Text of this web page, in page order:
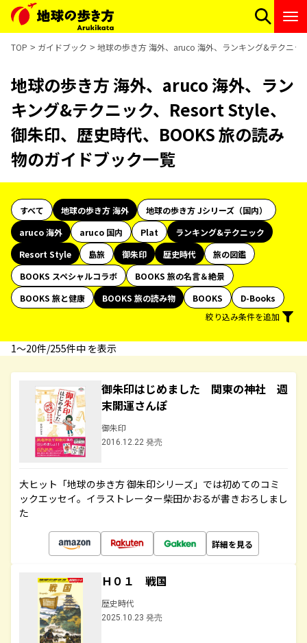
TOP ガイドブック 地球の歩き方 海外、aruco 海外、ランキング&テクニッ
地球の歩き方 海外、aruco 海外、ラン
キング&テクニック、Resort Style、
御朱印、歴史時代、BOOKS 旅の読み
物のガイドブック一覧
すべて 地球の歩き方 海外
地球の歩き方 Jシリーズ（国内）
aruco 海外
aruco 国内 Plat
ランキング&テクニック
Resort Style
島旅 御朱印 歴史時代
旅の図鑑
BOOKS スペシャルコラボ
BOOKS 旅の名言＆絶景
BOOKS 旅と健康
BOOKS 旅の読み物 BOOKS
D-Books
絞り込み条件を追加
1〜20件/255件中 を表示
御朱印はじめました 関東の神社 週
末開運さんぽ
御朱印
2016.12.22 発売
大ヒット「地球の歩き方 御朱印シリーズ」では初めてのコミ
ックエッセイ。イラストレーター柴田かおるが書きおろしまし
た
詳細を見る
Ｈ０１ 戦国
歴史時代
2025.10.23 発売